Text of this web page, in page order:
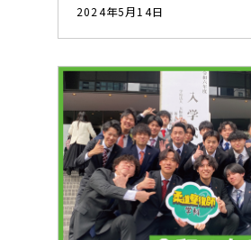
2024年5月14日